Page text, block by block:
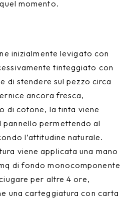
momento.
inizialmente levigato con
tinteggiato con
di stendere sul pezzo circa
ancora fresca,
di cotone, la tinta viene
pannello permettendo al
l’attitudine naturale.
viene applicata una mano
di fondo monocomponente
per altre 4 ore,
una carteggiatura con carta